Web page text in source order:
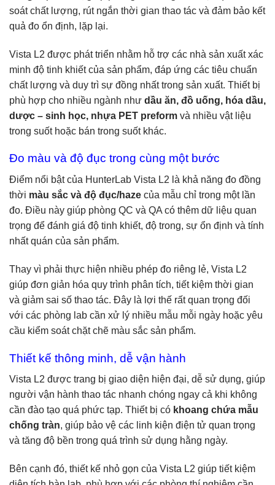
soát chất lượng, rút ngắn thời gian thao tác và đảm bảo kết
quả đo ổn định, lặp lại.
Vista L2 được phát triển nhằm hỗ trợ các nhà sản xuất xác
minh độ tinh khiết của sản phẩm, đáp ứng các tiêu chuẩn
chất lượng và duy trì sự đồng nhất trong sản xuất. Thiết bị
phù hợp cho nhiều ngành như dầu ăn, đồ uống, hóa dầu,
dược – sinh học, nhựa PET preform và nhiều vật liệu
trong suốt hoặc bán trong suốt khác.
Đo màu và độ đục trong cùng một bước
Điểm nổi bật của HunterLab Vista L2 là khả năng đo đồng
thời màu sắc và độ đục/haze của mẫu chỉ trong một lần
đo. Điều này giúp phòng QC và QA có thêm dữ liệu quan
trọng để đánh giá độ tinh khiết, độ trong, sự ổn định và tính
nhất quán của sản phẩm.
Thay vì phải thực hiện nhiều phép đo riêng lẻ, Vista L2
giúp đơn giản hóa quy trình phân tích, tiết kiệm thời gian
và giảm sai số thao tác. Đây là lợi thế rất quan trọng đối
với các phòng lab cần xử lý nhiều mẫu mỗi ngày hoặc yêu
cầu kiểm soát chặt chẽ màu sắc sản phẩm.
Thiết kế thông minh, dễ vận hành
Vista L2 được trang bị giao diện hiện đại, dễ sử dụng, giúp
người vận hành thao tác nhanh chóng ngay cả khi không
cần đào tạo quá phức tạp. Thiết bị có khoang chứa mẫu
chống tràn, giúp bảo vệ các linh kiện điện tử quan trọng
và tăng độ bền trong quá trình sử dụng hằng ngày.
Bên cạnh đó, thiết kế nhỏ gọn của Vista L2 giúp tiết kiệm